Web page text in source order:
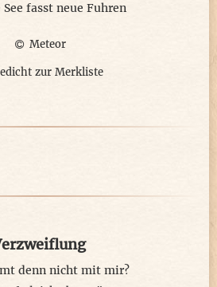
fasst neue Fuhren
Meteor
zur Merkliste
denn nicht mit mir?